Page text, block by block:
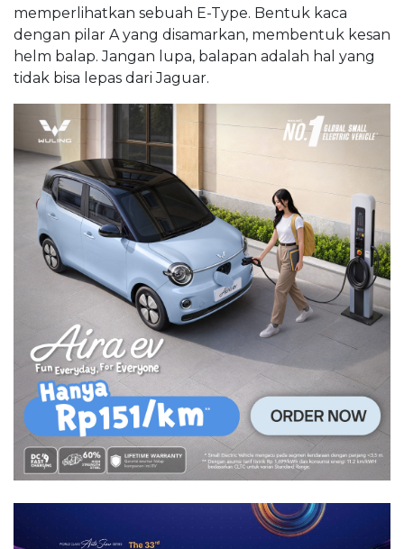
memperlihatkan sebuah E-Type. Bentuk kaca
dengan pilar A yang disamarkan, membentuk kesan
helm balap. Jangan lupa, balapan adalah hal yang
tidak bisa lepas dari Jaguar.